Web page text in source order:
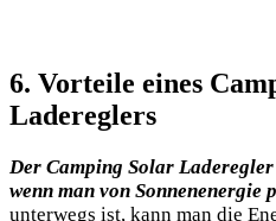
6. ⁢Vorteile⁤ eines
Ladereglers
Der Camping Solar
wenn man von
unterwegs ist, kann man die